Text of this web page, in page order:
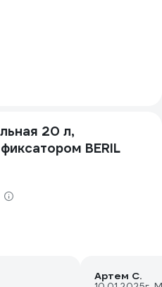
20 л,
BERIL
Артем С.